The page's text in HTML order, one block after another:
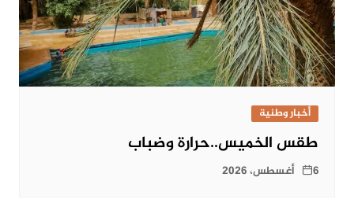
أخبار وطنية
طقس الخميس..حرارة وضباب
6 أغسطس، 2026